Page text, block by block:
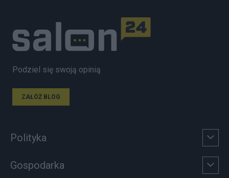
Podziel się swoją opinią
ZAŁÓŻ BLOG
Polityka
Gospodarka